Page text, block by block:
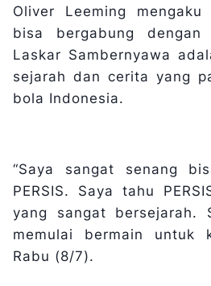
Oliver Leeming
bisa bergabung dengan
Laskar Sambernyawa
sejarah dan cerita yang
bola Indonesia.
“Saya sangat senang
PERSIS. Saya tahu
yang sangat bersejarah.
memulai bermain untuk
Rabu (8/7).